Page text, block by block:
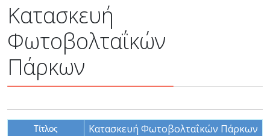
Κατασκευή
Φωτοβολταΐκών
Πάρκων
Τίτλος Κατασκευή Φωτοβολταΐκών Πάρκων